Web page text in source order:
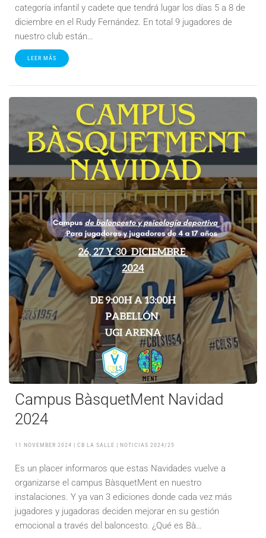
categoría infantil y cadete que tendrá lugar los días 5 a 8 de
diciembre en el Rudy Fernández. En total 9 jugadores de
nuestro club están…
LEER MÁS
Campus BàsquetMent Navidad
2024
11 NOVEMBER 2024 | CB LA SALLE | NOTICIAS 2024/25
Es un placer informaros que estas Navidades vuelve a
organizarse el campus BàsquetMent en nuestro
instalaciones. Y ya van 3 ediciones donde cada vez más
jugadores y jugadoras deciden mejorar en su gestión
emocional a través del baloncesto. ¿Qué es Bà…